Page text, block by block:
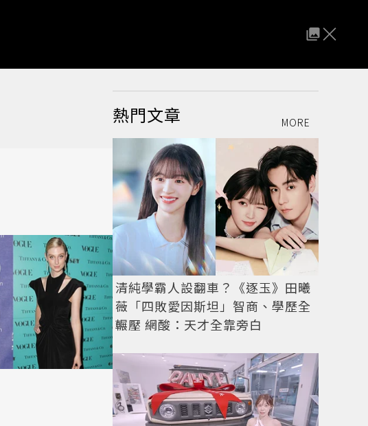
熱門文章 MORE
清純學霸人設翻車？《逐玉》田曦
薇「四敗愛因斯坦」智商、學歷全
輾壓 網酸：天才全靠旁白